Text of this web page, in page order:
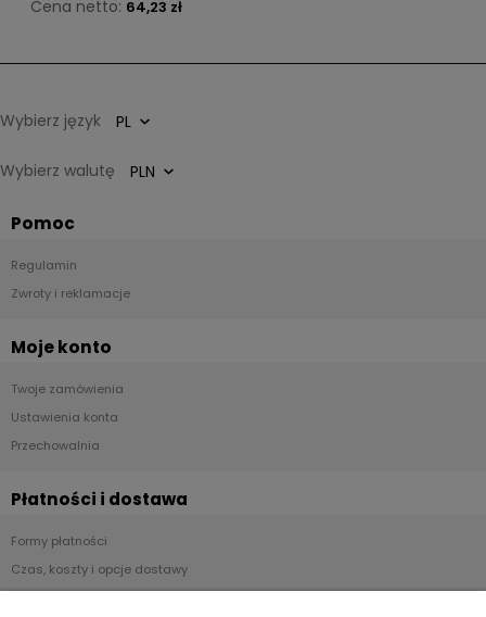
Cena netto: 64,23 zł
Wybierz język
Wybierz walutę
Pomoc
Regulamin
Zwroty i reklamacje
Moje konto
Twoje zamówienia
Ustawienia konta
Przechowalnia
Płatności i dostawa
Formy płatności
Czas, koszty i opcje dostawy